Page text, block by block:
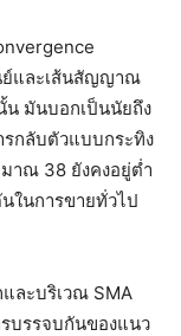
ย์และเส้นสัญญาณ
น มันบอกเป็นนัยถึง
กลับตัวแบบกระทิง
าณ 38 ยังคงอยู่ต่ำ
ในการขายทั่วไป
ละบริเวณ SMA
บรรจบกันของแนว